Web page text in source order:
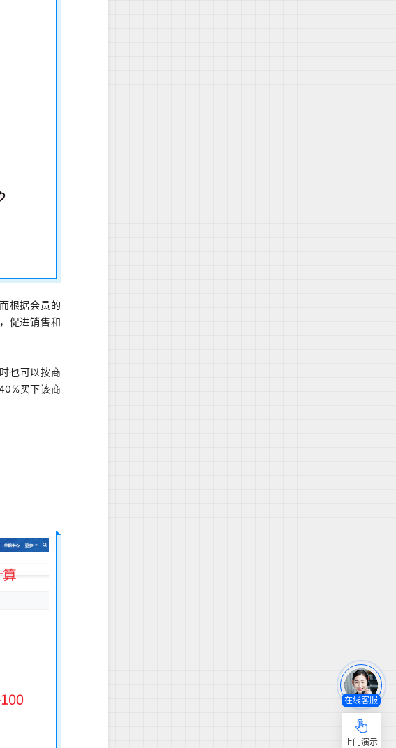
根据会员的
促进销售和
也可以按商
买下该商
在线客服
上门演示